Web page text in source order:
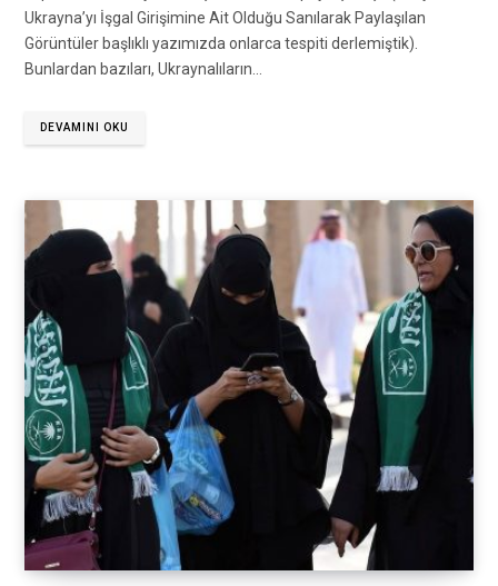
Ukrayna’yı İşgal Girişimine Ait Olduğu Sanılarak Paylaşılan
Görüntüler başlıklı yazımızda onlarca tespiti derlemiştik).
Bunlardan bazıları, Ukraynalıların…
DEVAMINI OKU